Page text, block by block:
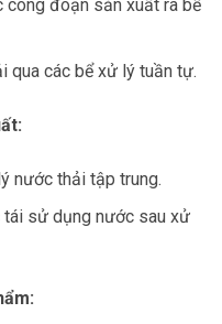
công đoạn sản xuất ra bể
qua các bể xử lý tuần tự.
nước thải tập trung.
tái sử dụng nước sau xử